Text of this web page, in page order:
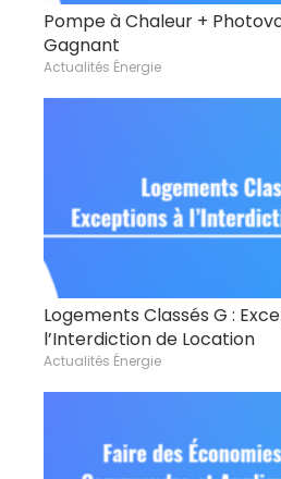
Pompe à Chaleur +
Gagnant
Actualités Énergie
Logements Classés G :
l’Interdiction de Location
Actualités Énergie